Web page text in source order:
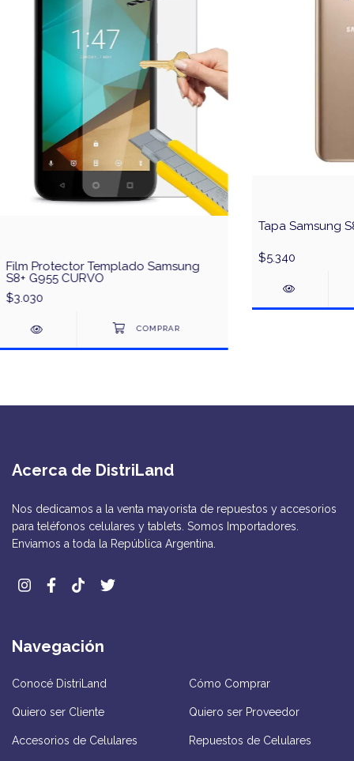
Film Protector Templado Samsung
S8+ G955 CURVO
$3.030
Tapa Samsung
$5.340
Acerca de DistriLand
Nos dedicamos a la venta mayorista de repuestos y accesorios
para teléfonos celulares y tablets. Somos Importadores.
Enviamos a toda la República Argentina.
Navegación
Conocé DistriLand Cómo Comprar
Quiero ser Cliente Quiero ser Proveedor
Accesorios de Celulares Repuestos de Celulares